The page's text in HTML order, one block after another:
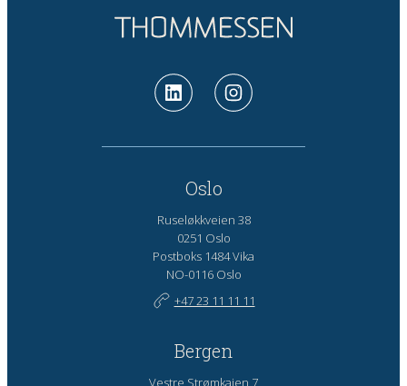
Oslo
Ruseløkkveien 38
0251 Oslo
Postboks 1484 Vika
NO-0116 Oslo
+47 23 11 11 11
Bergen
Vestre Strømkaien 7